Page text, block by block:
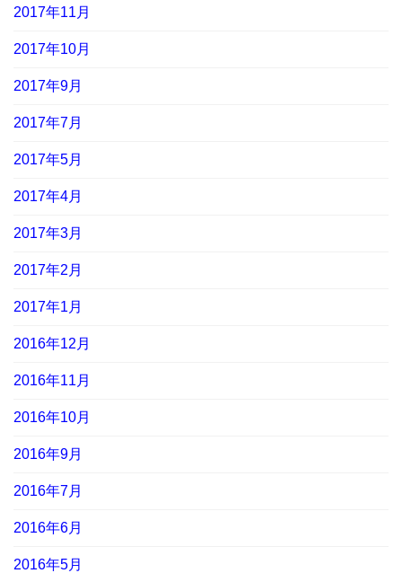
2017年11月
2017年10月
2017年9月
2017年7月
2017年5月
2017年4月
2017年3月
2017年2月
2017年1月
2016年12月
2016年11月
2016年10月
2016年9月
2016年7月
2016年6月
2016年5月